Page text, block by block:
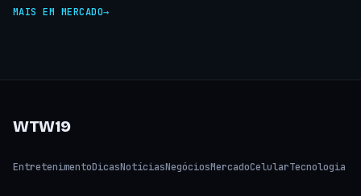
MAIS EM MERCADO
WTW19
EntretenimentoDicasNotíciasNegóciosMercadoCelularTecnologia